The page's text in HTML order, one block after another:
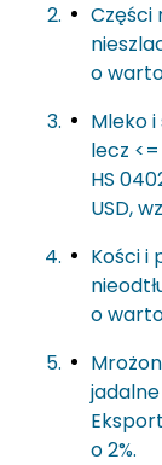
Części
o
Mleko i
lecz
HS
USD,
Kości i
o
o 2%.